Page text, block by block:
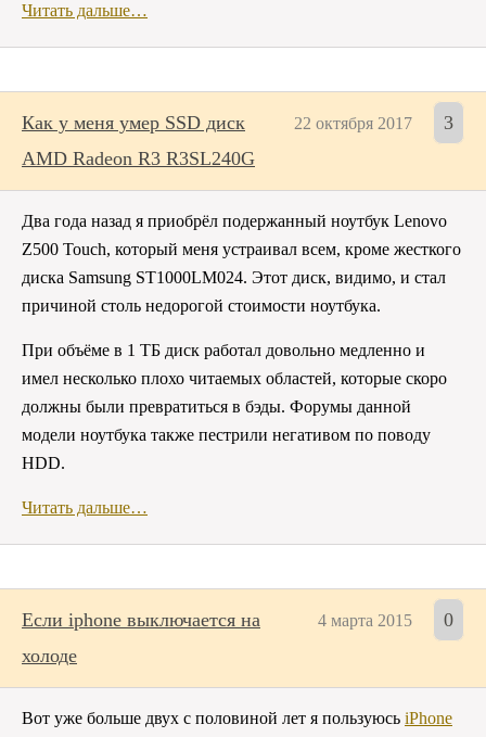
Читать дальше…
22 октября 2017 3
Как у меня умер SSD диск
AMD Radeon R3 R3SL240G
Два года назад я приобрёл подержанный ноутбук Lenovo
Z500 Touch, который меня устраивал всем, кроме жесткого
диска Samsung ST1000LM024. Этот диск, видимо, и стал
причиной столь недорогой стоимости ноутбука.
При объёме в 1 ТБ диск работал довольно медленно и
имел несколько плохо читаемых областей, которые скоро
должны были превратиться в бэды. Форумы данной
модели ноутбука также пестрили негативом по поводу
HDD.
Читать дальше…
4 марта 2015 0
Если iphone выключается на
холоде
Вот уже больше двух с половиной лет я пользуюсь iPhone